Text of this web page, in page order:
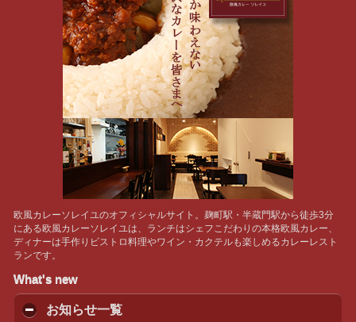
欧風カレーソレイユのオフィシャルサイト。麹町駅・半蔵門駅から徒歩3分
にある欧風カレーソレイユは、ランチはシェフこだわりの本格欧風カレー、
ディナーは手作りビストロ料理やワイン・カクテルも楽しめるカレーレスト
ランです。
What's new
お知らせ一覧